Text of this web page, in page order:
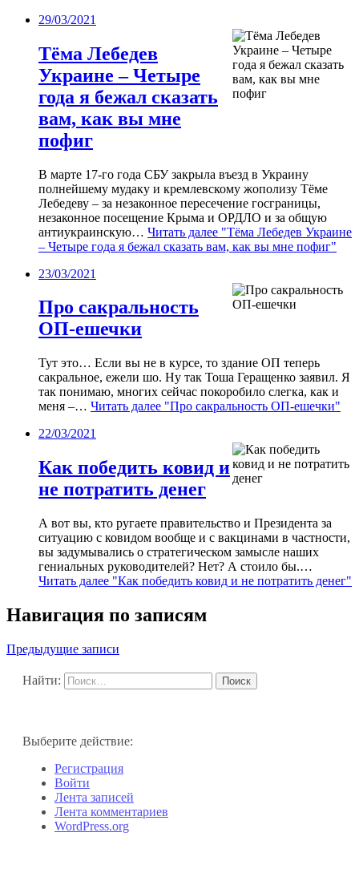
29/03/2021
Тёма Лебедев
Украине – Четыре
года я бежал сказать
вам, как вы мне
пофиг
В марте 17-го года СБУ закрыла въезд в Украину
полнейшему мудаку и кремлевскому жополизу Тёме
Лебедеву – за незаконное пересечение госграницы,
незаконное посещение Крыма и ОРДЛО и за общую
антиукраинскую… Читать далее "Тёма Лебедев Украине
– Четыре года я бежал сказать вам, как вы мне пофиг"
23/03/2021
Про сакральность
ОП-ешечки
Тут это… Если вы не в курсе, то здание ОП теперь
сакральное, ежели шо. Ну так Тоша Геращенко заявил. Я
так понимаю, многих сейчас покоробило слегка, как и
меня –… Читать далее "Про сакральность ОП-ешечки"
22/03/2021
Как победить ковид и
не потратить денег
А вот вы, кто ругаете правительство и Президента за
ситуацию с ковидом вообще и с вакцинами в частности,
вы задумывались о стратегическом замысле наших
гениальных руководителей? Нет? А стоило бы.…
Читать далее "Как победить ковид и не потратить денег"
Навигация по записям
Предыдущие записи
Найти:
Выберите действие:
Регистрация
Войти
Лента записей
Лента комментариев
WordPress.org